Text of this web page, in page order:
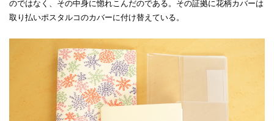
のではなく、その中身に惚れこんだのである。その証拠に花柄カバーは
取り払いポスタルコのカバーに付け替えている。